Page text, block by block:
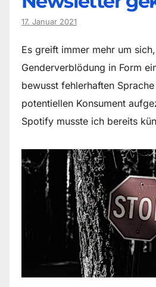
17. Januar 2021
Es greift immer mehr um
Genderverblödung in Form
bewusst fehlerhaften
potentiellen Konsument
Spotify musste ich bereits